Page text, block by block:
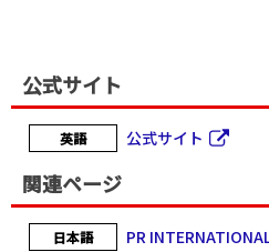
公式サイト
英語 公式サイト
関連ページ
日本語
PR